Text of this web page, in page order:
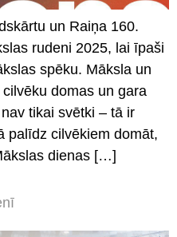
un Raiņa 160.
rudeni 2025, lai īpaši
spēku. Māksla un
domas un gara
tikai svētki – tā ir
palīdz cilvēkiem domāt,
dienas […]